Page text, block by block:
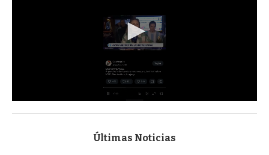
s
Últimas Noticias